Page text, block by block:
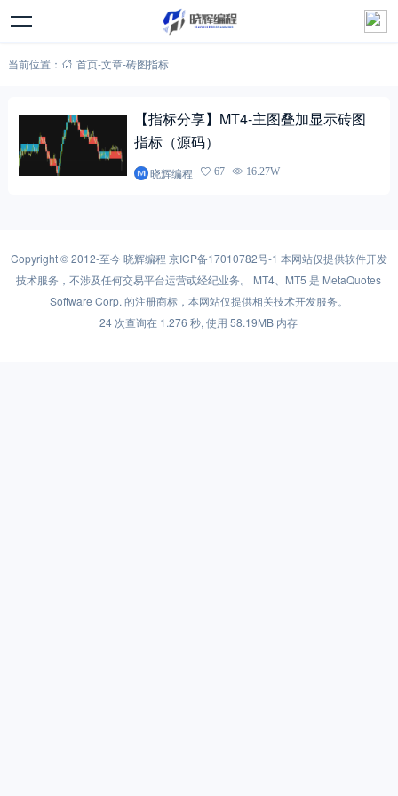
当前位置： 首页-文章-砖图指标
【指标分享】MT4-主图叠加显示砖图
指标（源码）
晓辉编程 67 16.27W
Copyright © 2012-至今晓辉编程 京ICP备17010782号-1 本网站仅提供软件开发
技术服务，不涉及任何交易平台运营或经纪业务。 MT4、MT5 是 MetaQuotes
Software Corp. 的注册商标，本网站仅提供相关技术开发服务。
24 次查询在 1.276 秒, 使用 58.19MB 内存